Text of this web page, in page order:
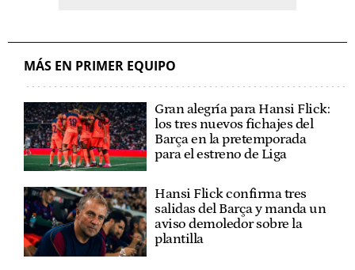
MÁS EN PRIMER EQUIPO
Gran alegría para Hansi Flick:
los tres nuevos fichajes del
Barça en la pretemporada
para el estreno de Liga
Hansi Flick confirma tres
salidas del Barça y manda un
aviso demoledor sobre la
plantilla